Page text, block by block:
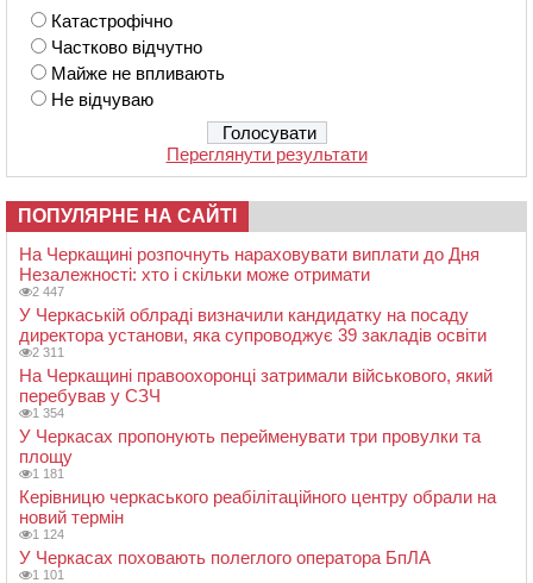
Катастрофічно
Частково відчутно
Майже не впливають
Не відчуваю
Переглянути результати
ПОПУЛЯРНЕ НА САЙТІ
На Черкащині розпочнуть нараховувати виплати до Дня
Незалежності: хто і скільки може отримати
2 447
У Черкаській облраді визначили кандидатку на посаду
директора установи, яка супроводжує 39 закладів освіти
2 311
На Черкащині правоохоронці затримали військового, який
перебував у СЗЧ
1 354
У Черкасах пропонують перейменувати три провулки та
площу
1 181
Керівницю черкаського реабілітаційного центру обрали на
новий термін
1 124
У Черкасах поховають полеглого оператора БпЛА
1 101